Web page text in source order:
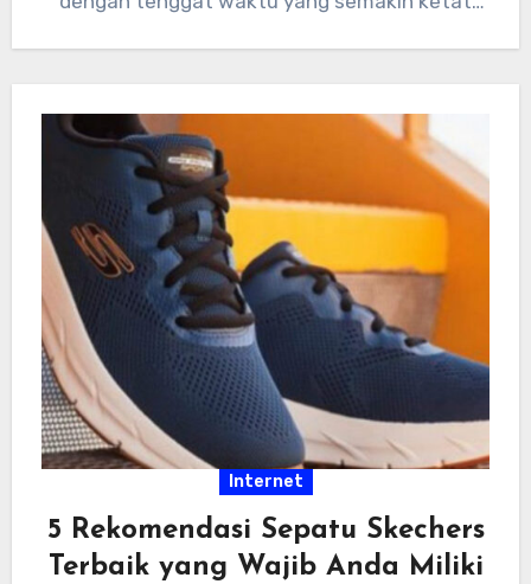
Internet
5 Rekomendasi Sepatu Skechers
Terbaik yang Wajib Anda Miliki